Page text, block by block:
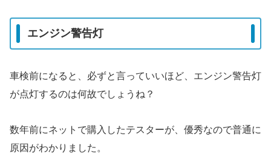
エンジン警告灯
車検前になると、必ずと言っていいほど、エンジン警告灯
が点灯するのは何故でしょうね？
数年前にネットで購入したテスターが、優秀なので普通に
原因がわかりました。